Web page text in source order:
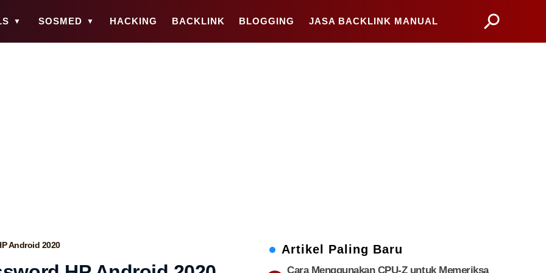
SOSMED HACKING BACKLINK BLOGGING JASA BACKLINK MANUAL
Android 2020 Artikel Paling Baru
Cara Menggunakan CPU-Z untuk Memeriksa